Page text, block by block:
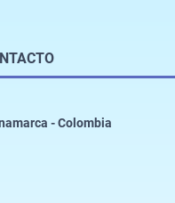
- Colombia